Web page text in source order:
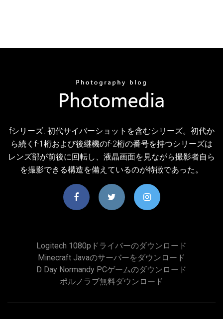
fシリーズ. 初代サイバーショットを含むシリーズ。初代か
ら続くf-1桁および後継機のf-2桁の番号を持つシリーズは
レンズ部が前後に回転し、液晶画面を見ながら撮影者自ら
を撮影できる構造を備えているのが特徴であった。
Logitech 1080pドライバーのダウンロード
Minecraft Javaのサーバーをダウンロード
D Day Normandy PCゲームのダウンロード
ポルノラブ無料ダウンロード